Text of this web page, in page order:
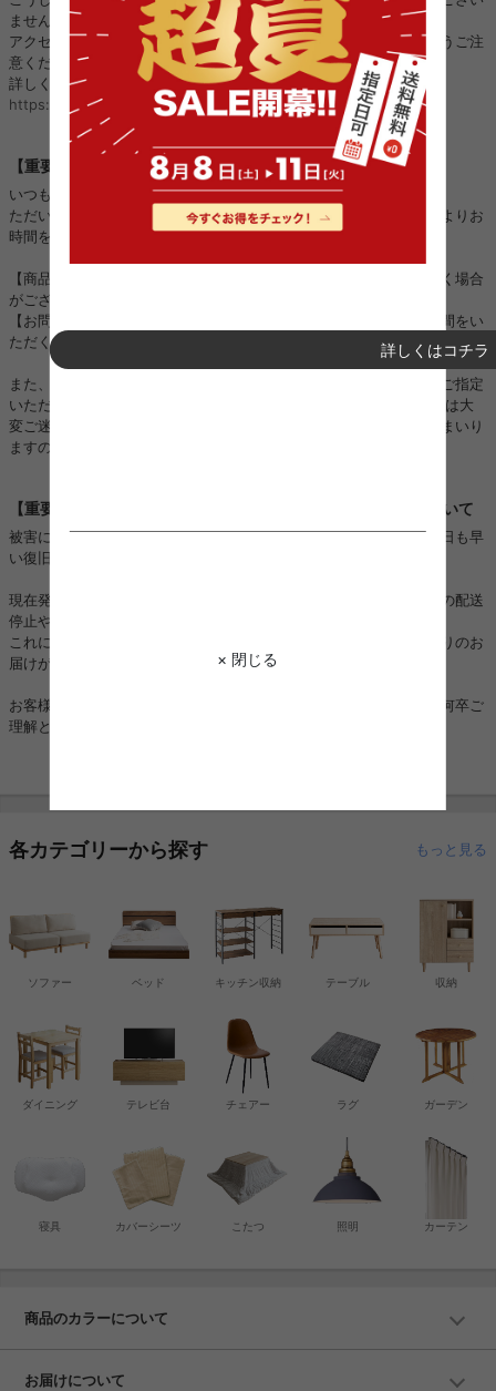
詳しくはコチラ
× 閉じる
ません。
アクセス、ご注文、お振り込み、個人情報のやり取りをされないようご注
意ください。
詳しくはこちら：
https://kagu350.com/phishing
【重要】ご注文集中に伴う対応遅延のお詫びとお知らせ
いつも当店をご利用いただき誠にありがとうございます。
ただいまご注文が大変集中しており、以下の対応につきまして通常よりお
時間をいただく場合がございます。
【商品の発送】：順次進めておりますが、通常よりお時間をいただく場合
がございます。
【お問い合わせ対応】：順次進めておりますが、ご回答までにお時間をい
ただく場合がございます。
また、一部地域におきましては運送会社の配送状況の影響により、ご指定
いただいた日時通りにお届けできない場合がございます。 お客様には大
変ご迷惑をおかけいたしますが、一日も早く対応できるよう努めてまいり
ますので、何卒ご理解とご協力を賜りますようお願い申し上げます。
【重要】熊本地震に伴うお荷物のお届けとお盆期間の配送について
被害に遭われた皆様に、心よりお見舞い申し上げますとともに、一日も早
い復旧と、皆様の安全を心よりお祈り申し上げます。
現在発生しております地震の影響により、一部地域においてお荷物の配送
停止や大幅な遅延が生じております。
これに伴い、配達日時をご指定いただいている場合でも、ご希望通りのお
届けができない可能性がございます。
お客様にはご不便とご迷惑をおかけし大変申し訳ございませんが、何卒ご
理解とご協力を賜りますようお願い申し上げます。
各カテゴリーから探す もっと見る
ソファー ベッド 収納
キッチン収納
寝具 カバーシーツ
チェアー
テーブル
こたつ
テレビ台
ダイニング ラグ
カーテン
照明
ガーデン
商品のカラーについて
お届けについて